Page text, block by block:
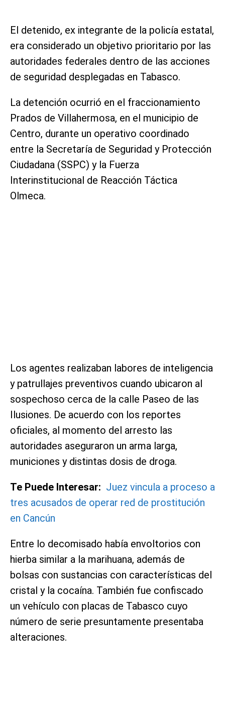
El detenido, ex integrante de la policía estatal,
era considerado un objetivo prioritario por las
autoridades federales dentro de las acciones
de seguridad desplegadas en Tabasco.
La detención ocurrió en el fraccionamiento
Prados de Villahermosa, en el municipio de
Centro, durante un operativo coordinado
entre la Secretaría de Seguridad y Protección
Ciudadana (SSPC) y la Fuerza
Interinstitucional de Reacción Táctica
Olmeca.
Los agentes realizaban labores de inteligencia
y patrullajes preventivos cuando ubicaron al
sospechoso cerca de la calle Paseo de las
Ilusiones. De acuerdo con los reportes
oficiales, al momento del arresto las
autoridades aseguraron un arma larga,
municiones y distintas dosis de droga.
Te Puede Interesar: Juez vincula a proceso a
tres acusados de operar red de prostitución
en Cancún
Entre lo decomisado había envoltorios con
hierba similar a la marihuana, además de
bolsas con sustancias con características del
cristal y la cocaína. También fue confiscado
un vehículo con placas de Tabasco cuyo
número de serie presuntamente presentaba
alteraciones.